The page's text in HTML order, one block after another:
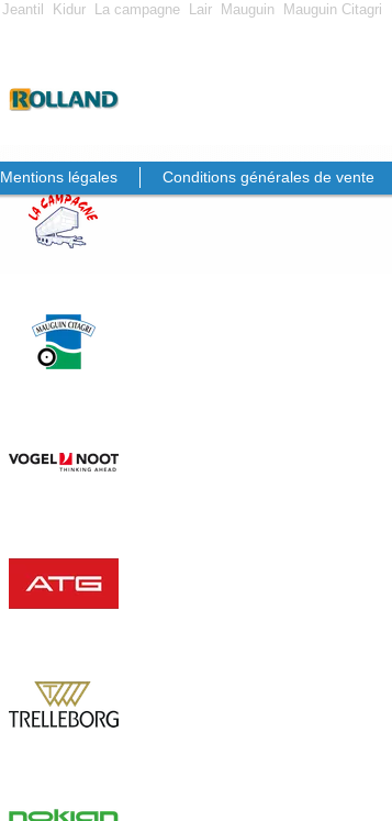
Jeantil Kidur La campagne Lair Mauguin Mauguin Citagri
Mentions légales Conditions générales de vente